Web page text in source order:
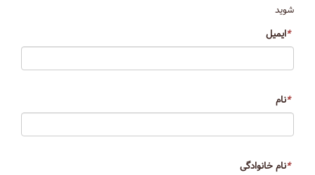
شوید
*ایمیل
*نام
*نام خانوادگی